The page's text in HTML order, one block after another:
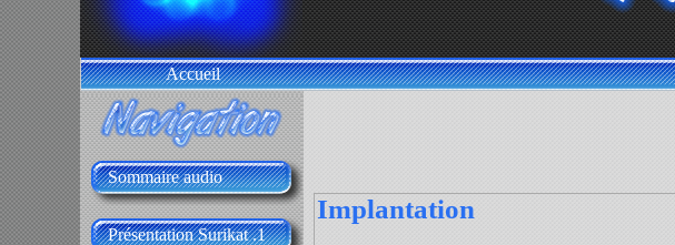
Accueil
Sommaire audio
Présentation Surikat .1
Implantation